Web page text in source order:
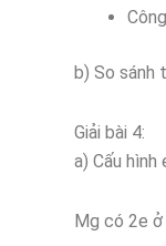
b) So sánh
Giải bài 4:
a) Cấu
Mg có 2e ở